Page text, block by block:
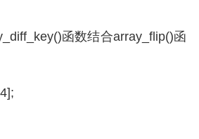
函数结合array_flip()函